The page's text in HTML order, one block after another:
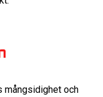
mångsidighet och